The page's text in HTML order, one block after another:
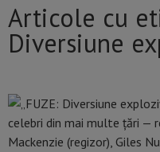
Articole cu
Diversiune